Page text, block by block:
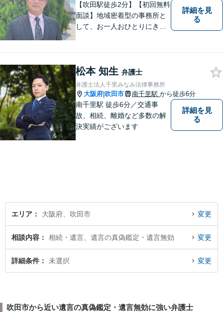
【吹田駅徒歩2分】【初回無料
面談】地域密着型の事務所と
して、お一人おひとりにきめ
ごとに対応！まずは無料相談
にお越しください。【完全個
室対応】
詳細を見
る
松本 知生 弁護士
弁護士法人千里みなみ法律事務所
大阪府|吹田市 南千里駅 から徒歩6分
南千里駅 徒歩6分／交通事
故、相続、離婚など多数の解
決実績がございます
詳細を見
る
エリア 大阪府、吹田市 変更
相談内容 相続・遺言、遺言の真偽鑑定・遺言無効 変更
詳細条件 未選択 変更
吹田市から近い遺言の真偽鑑定・遺言無効に強い弁護士